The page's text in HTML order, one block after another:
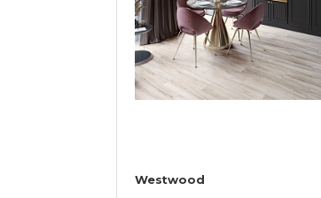
Westwood